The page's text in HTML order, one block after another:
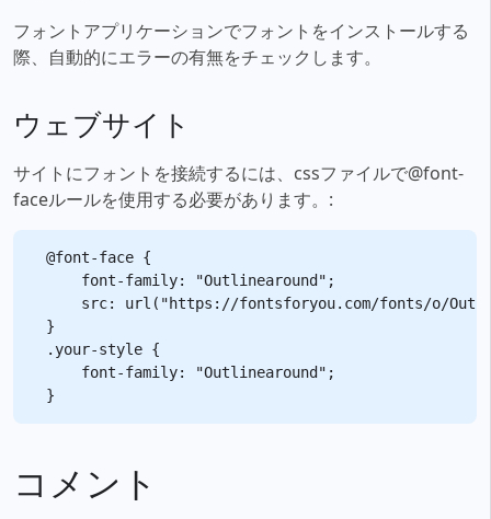
フォントアプリケーションでフォントをインストールする
際、自動的にエラーの有無をチェックします。
ウェブサイト
サイトにフォントを接続するには、cssファイルで@font-
faceルールを使用する必要があります。:
@font-face {
    font-family: "Outlinearound";
src: url("https://fontsforyou.com/fonts/o/
}
.your-style {
    font-family: "Outlinearound";
コメント